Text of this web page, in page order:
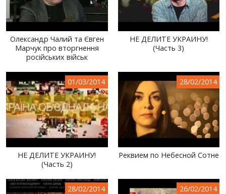
Олександр Чалий та Євген
Марчук про вторгнення
російських військ
НЕ ДЕЛИТЕ УКРАИНУ!
(Часть 3)
01/03/2014
НЕ ДЕЛИТЕ УКРАИНУ!
(Часть 2)
28/02/2014
Реквием по Небесной Сотне
28/02/2014 26/02/2014